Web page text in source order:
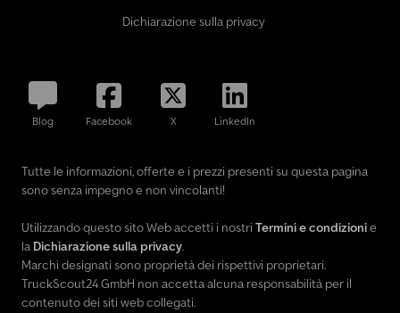
Dichiarazione sulla privacy
Blog Facebook X LinkedIn
Tutte le informazioni, offerte e i prezzi presenti su questa pagina
sono senza impegno e non vincolanti!
Utilizzando questo sito Web accetti i nostri Termini e condizionie
la Dichiarazione sulla privacy.
Marchi designati sono proprietà dei rispettivi proprietari.
TruckScout24 GmbH non accetta alcuna responsabilità per il
contenuto dei siti web collegati.